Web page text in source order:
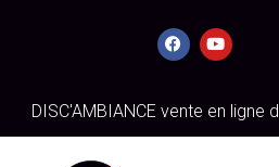
DISC'AMBIANCE vente en ligne